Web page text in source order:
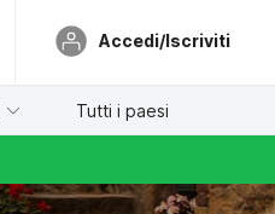
Accedi/Iscriviti
Tutti i paesi